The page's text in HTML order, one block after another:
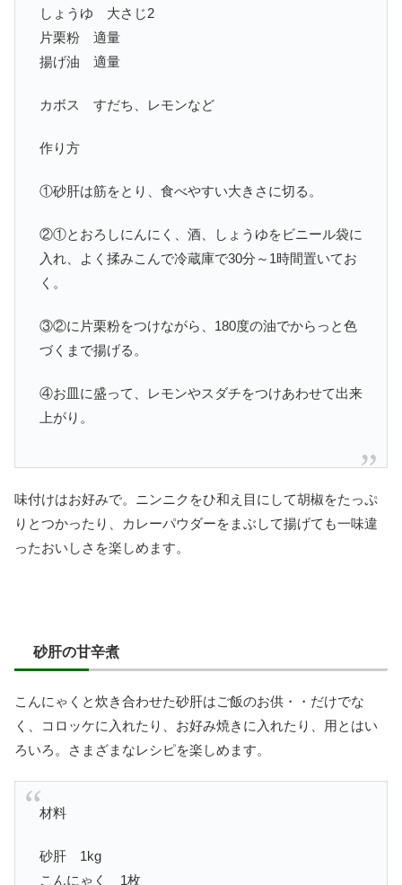
しょうゆ 大さじ2
片栗粉 適量
揚げ油 適量
カボス すだち、レモンなど
作り方
①砂肝は筋をとり、食べやすい大きさに切る。
②①とおろしにんにく、酒、しょうゆをビニール袋に
入れ、よく揉みこんで冷蔵庫で30分～1時間置いてお
く。
③②に片栗粉をつけながら、180度の油でからっと色
づくまで揚げる。
④お皿に盛って、レモンやスダチをつけあわせて出来
上がり。
味付けはお好みで。ニンニクをひ和え目にして胡椒をたっぷ
りとつかったり、カレーパウダーをまぶして揚げても一味違
ったおいしさを楽しめます。
砂肝の甘辛煮
こんにゃくと炊き合わせた砂肝はご飯のお供・・だけでな
く、コロッケに入れたり、お好み焼きに入れたり、用とはい
ろいろ。さまざまなレシピを楽しめます。
材料
砂肝 1kg
こんにゃく 1枚